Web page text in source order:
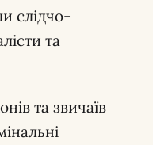
слідчо-
та
та звичаїв